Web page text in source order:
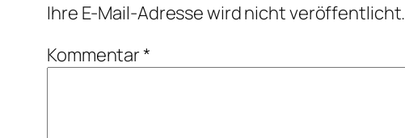
Ihre E-Mail-Adresse wird nicht veröffentlicht.
Kommentar*